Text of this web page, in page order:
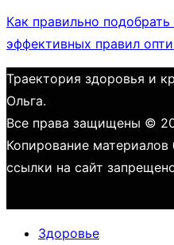
Как правильно
эффективных правил
Траектория здоровья и
Ольга.
Все права защищены ©
Копирование
ссылки на сайт
Здоровье